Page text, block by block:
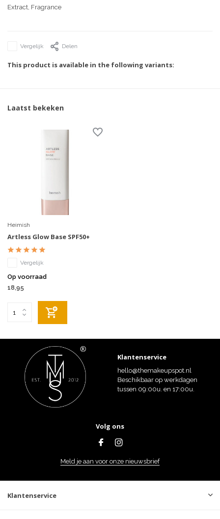
Extract, Fragrance
Vergelijk Delen
This product is available in the following variants:
Laatst bekeken
Heimish
Artless Glow Base SPF50+
Vergelijk
Op voorraad
18,95
Klantenservice
hello@themakeupspot.nl
Beschikbaar op werkdagen
tussen 09:00u. en 17:00u.
Volg ons
Meld je aan voor onze nieuwsbrief
Klantenservice